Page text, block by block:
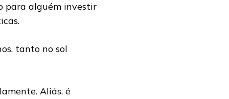
para alguém investir
tanto no sol
Aliás, é